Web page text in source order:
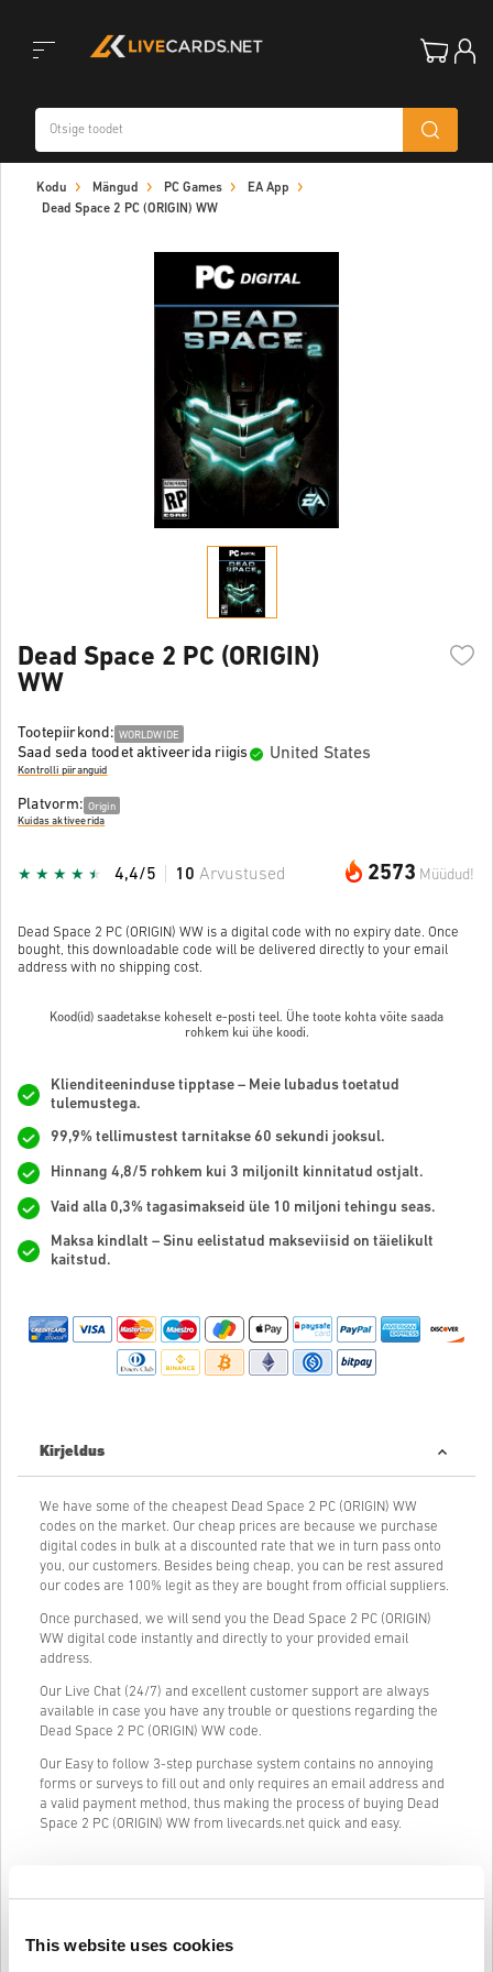
This website uses cookies
navigation
Kodu Mängud PC Games
EA App
Dead Space 2 PC (ORIGIN) WW
Dead Space 2 PC (ORIGIN)
WW
Tootepiirkond: WORLDWIDE
Saad seda toodet aktiveerida riigis United States
Kontrolli piiranguid
Platvorm: Origin
Kuidas aktiveerida
2573 Müüdud!
4,4/5 10 Arvustused
Dead Space 2 PC (ORIGIN) WW is a digital code with no expiry date. Once
bought, this downloadable code will be delivered directly to your email
address with no shipping cost.
Kood(id) saadetakse koheselt e-posti teel. Ühe toote kohta võite saada
rohkem kui ühe koodi.
Klienditeeninduse tipptase – Meie lubadus toetatud
tulemustega.
99,9% tellimustest tarnitakse 60 sekundi jooksul.
Hinnang 4,8/5 rohkem kui 3 miljonilt kinnitatud ostjalt.
Vaid alla 0,3% tagasimakseid üle 10 miljoni tehingu seas.
Maksa kindlalt – Sinu eelistatud makseviisid on täielikult
kaitstud.
Kirjeldus
We have some of the cheapest Dead Space 2 PC (ORIGIN) WW
codes on the market. Our cheap prices are because we purchase
digital codes in bulk at a discounted rate that we in turn pass onto
you, our customers. Besides being cheap, you can be rest assured
our codes are 100% legit as they are bought from official suppliers.
Once purchased, we will send you the Dead Space 2 PC (ORIGIN)
WW digital code instantly and directly to your provided email
address.
Our Live Chat (24/7) and excellent customer support are always
available in case you have any trouble or questions regarding the
Dead Space 2 PC (ORIGIN) WW code.
Our Easy to follow 3-step purchase system contains no annoying
forms or surveys to fill out and only requires an email address and
a valid payment method, thus making the process of buying Dead
Space 2 PC (ORIGIN) WW from livecards.net quick and easy.
Kuidas see Livecards.netis töötab
Uus Livecards.netis? Digikoodide ostmine on kiire ja lihtne:
Vastutusest loobumine